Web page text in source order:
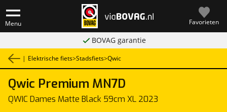
Menu Favorieten
BOVAG garantie
| Elektrische fiets>Stadsfiets>Qwic
Qwic Premium MN7D
QWIC Dames Matte Black 59cm XL 2023